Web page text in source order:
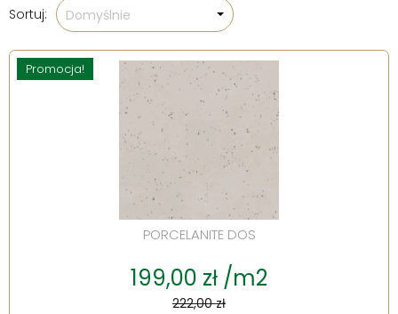
Sortuj: Domyślnie
Promocja!
PORCELANITE DOS
199,00 zł /m2
222,00 zł